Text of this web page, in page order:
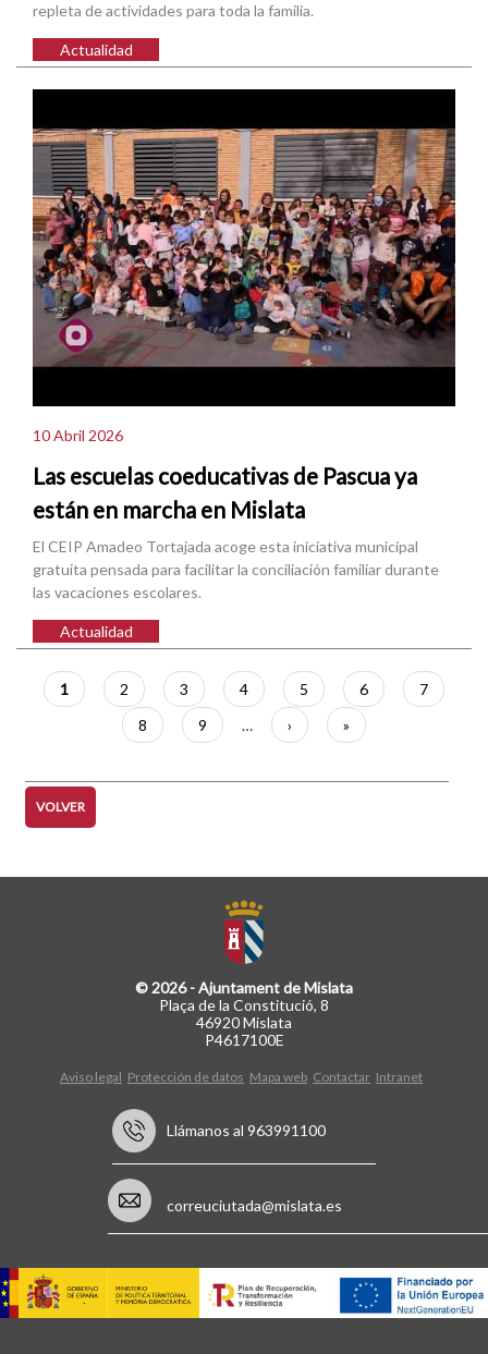
repleta de actividades para toda la familia.
Actualidad
10 Abril 2026
Las escuelas coeducativas de Pascua ya
están en marcha en Mislata
El CEIP Amadeo Tortajada acoge esta iniciativa municipal
gratuita pensada para facilitar la conciliación familiar durante
las vacaciones escolares.
Actualidad
Paginación
Página
actual
1 Página
2 Página
3 Página
4 Página
5 Página
6 Página
7
Página
8 Página
9 …
Siguiente
página
›
Última
página
»
VOLVER
© 2026 - Ajuntament de Mislata
Plaça de la Constitució, 8
46920 Mislata
P4617100E
Aviso legal Protección de datos Mapa web Contactar Intranet
Llámanos al 963991100
correuciutada@mislata.es